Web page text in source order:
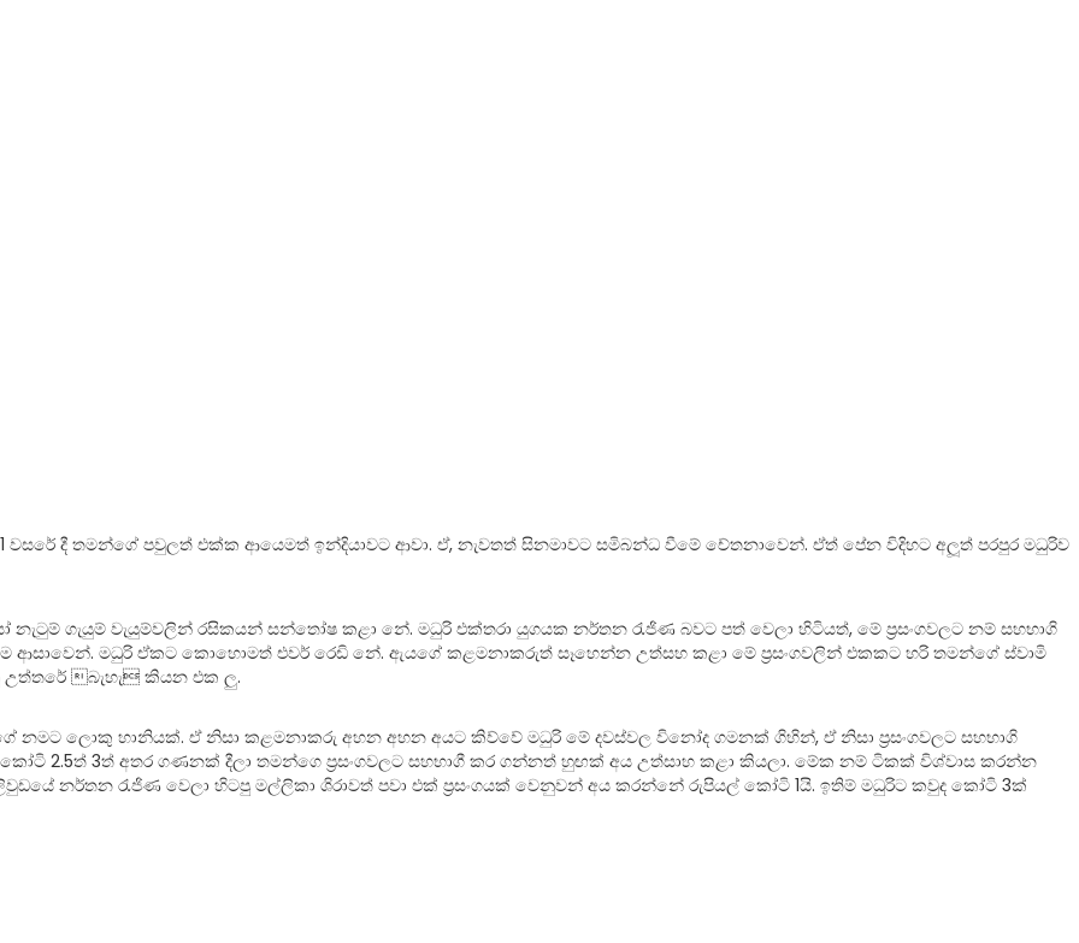
දී තමන්ගේ පවුලත් එක්ක ආයෙමත් ඉන්දියාවට ආවා. ඒ, නැවතත් සිනමාවට සමිබන්ධ වීමේ චේතනාවෙන්. ඒත් පේන විදිහට අලූත් පරපුර මධුරිව
ගැයුම් වැයුම්වලින් රසිකයන් සන්තෝෂ කළා නේ. මධුරි එක්තරා යුගයක නර්තන රැජිණ බවට පත් වෙලා හිටියත්, මේ ප‍්‍රසංගවලට නම් සහභාගි
මධුරි ඒකට කොහොමත් එවර් රෙඩි නේ. ඇයගේ කළමනාකරුත් සෑහෙන්න උත්සහ කළා මේ ප‍්‍රසංගවලින් එකකට හරි තමන්ගේ ස්වාමි
බැහැ කියන එක ලු.
නමට ලොකු හානියක්. ඒ නිසා කළමනාකරු අහන අහන අයට කිව්වේ මධුරි මේ දවස්වල විනෝද ගමනක් ගිහින්, ඒ නිසා ප‍්‍රසංගවලට සහභාගි
2.5ත් 3ත් අතර ගණනක් දීලා තමන්ගෙ ප්‍රසංගවලට සහභාගී කර ගන්නත් හුඟක් අය උත්සාහ කළා කියලා. මේක නම් ටිකක් විශ්වාස කරන්න
නර්තන රැජිණ වෙලා හිටපු මල්ලිකා ශිරාවත් පවා එක් ප‍්‍රසංගයක් වෙනුවන් අය කරන්නේ රුපියල් කෝටි 1යි. ඉතිම් මධුරිට කවුද කෝටි 3ක්